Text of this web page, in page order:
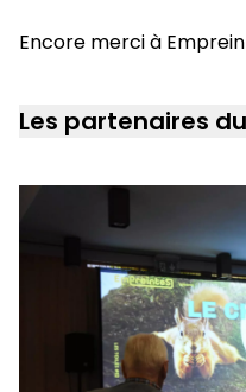
Encore merci à
Les partenaires